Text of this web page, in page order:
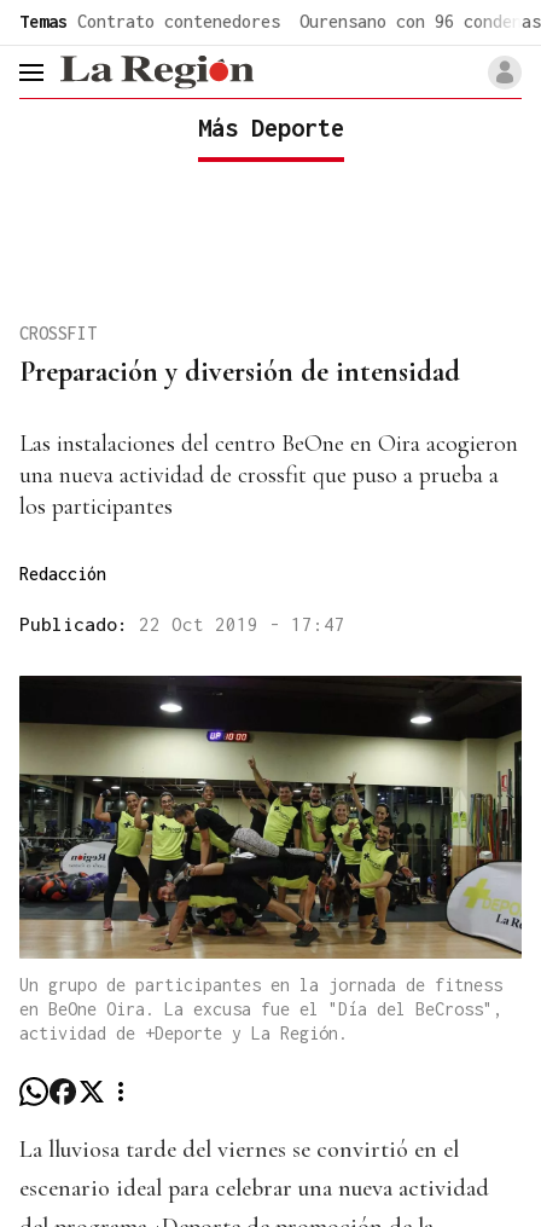
Temas Contrato contenedores Ourensano con 96 condenas
header.menu.open
Más Deporte
Preparación y diversión de intensidad
CROSSFIT
Las instalaciones del centro BeOne en Oira acogieron
una nueva actividad de crossfit que puso a prueba a
los participantes
Redacción
Publicado: 22 Oct 2019 - 17:47
Un grupo de participantes en la jornada de fitness
en BeOne Oira. La excusa fue el "Día del BeCross",
actividad de +Deporte y La Región.
La lluviosa tarde del viernes se convirtió en el
escenario ideal para celebrar una nueva actividad